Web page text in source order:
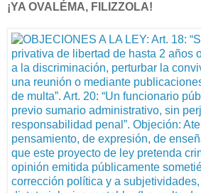
¡YA OVALÉMA, FILIZZOLA!